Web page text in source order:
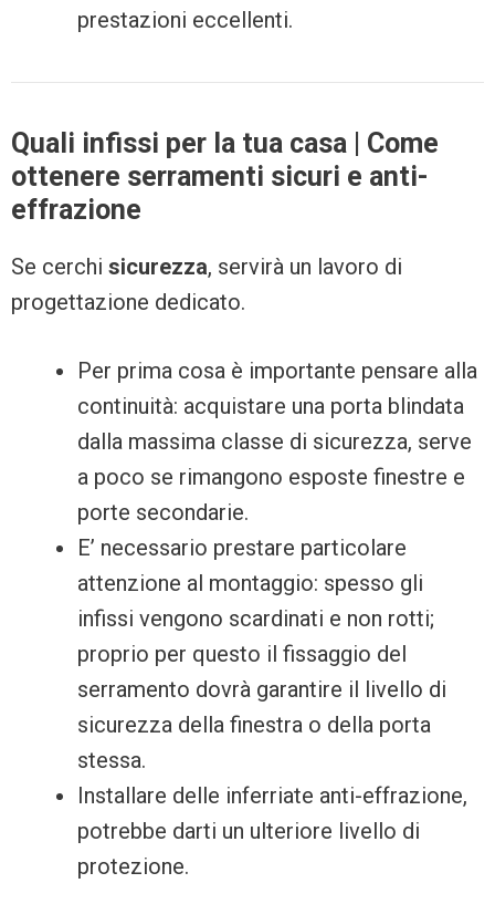
prestazioni eccellenti.
Quali infissi per la tua casa | Come
ottenere serramenti sicuri e anti-
effrazione
Se cerchi sicurezza, servirà un lavoro di
progettazione dedicato.
Per prima cosa è importante pensare alla
continuità: acquistare una porta blindata
dalla massima classe di sicurezza, serve
a poco se rimangono esposte finestre e
porte secondarie.
E’ necessario prestare particolare
attenzione al montaggio: spesso gli
infissi vengono scardinati e non rotti;
proprio per questo il fissaggio del
serramento dovrà garantire il livello di
sicurezza della finestra o della porta
stessa.
Installare delle inferriate anti-effrazione,
potrebbe darti un ulteriore livello di
protezione.